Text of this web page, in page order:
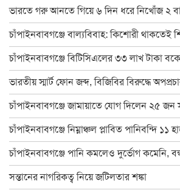
চাঁপাইনবাবগঞ্জে ডেঙ্গু প্রতিরোধে মশক নিধন
রাষ্ট্রপতি ও প্রধান উপদেষ্টার সঙ্গে সেনাপ্রধানের
ইসির নির্বাচনী রোডম্যাপে যা থাকছে
বাংলাদেশ জাতীয় অন্ধ কল্যাণ সমিতি
চাঁপাইনবাবগঞ্জে স্বেচ্ছাসেবক দলের
চাঁপাইনবাবগঞ্জে বিদ্যুৎস্পৃষ্টে প্রাণ গেলো মা-
ডাকসু নির্বাচনে লড়ছেন চাঁপাইনবাবগঞ্জের ৯
চাঁপাইনবাবগঞ্জ ফোরামের ৩৯ সদস্য বিশিষ্ট
ভারতে গরু আনতে গিয়ে ৬ দিন ধরে নিখোঁজ ২
চাঁপাইনবাবগঞ্জে বাল্যবিবাহ: কিশোরী থাকতেই
চাঁপাইনবাবগঞ্জে বিটিসিএলের ৩৩ লাখ টাকা
ভারতীয় স্মার্ট ফোন জব্দ, বিজিবির বিরুদ্ধে
চাঁপাইনবাবগঞ্জে জামায়াতে যোগ দিলেন ২৫ জন
চাঁপাইনবাবগঞ্জে নিম্নাঞ্চল প্লাবিত পানিবন্দি ১১
চাঁপাইনবাবগঞ্জে পানি কমলেও দুর্ভোগ কমেনি,
সন্তানের নাগরিকত্ব নিয়ে জটিলতার শঙ্কা